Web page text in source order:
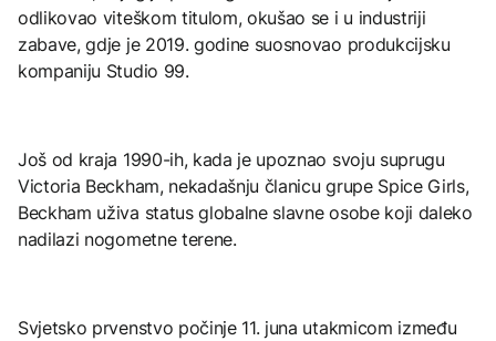
odlikovao viteškom titulom, okušao se i u industriji
zabave, gdje je 2019. godine suosnovao produkcijsku
kompaniju Studio 99.
Još od kraja 1990-ih, kada je upoznao svoju suprugu
Victoria Beckham, nekadašnju članicu grupe Spice Girls,
Beckham uživa status globalne slavne osobe koji daleko
nadilazi nogometne terene.
Svjetsko prvenstvo počinje 11. juna utakmicom između